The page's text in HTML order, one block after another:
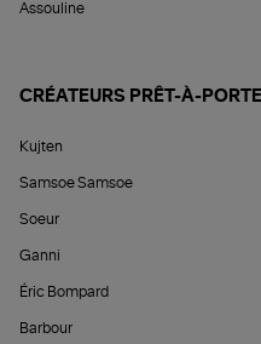
Assouline
CRÉATEURS PRÊT-À-
Kujten
Samsoe Samsoe
Soeur
Ganni
Éric Bompard
Barbour